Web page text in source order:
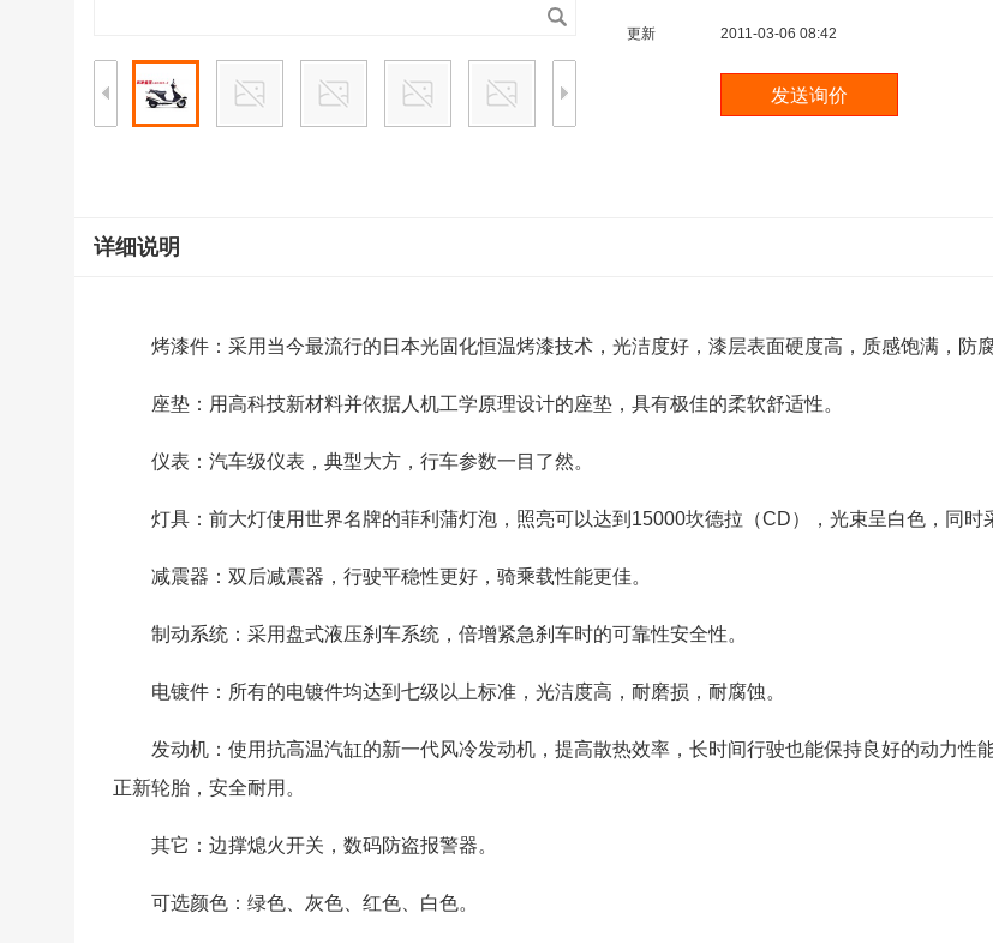
更新 2011-03-06 08:42
详细说明
烤漆件：采用当今最流行的日本光固化恒温烤漆技术，光洁度好，漆层表面硬度高，质感饱满，防腐
座垫：用高科技新材料并依据人机工学原理设计的座垫，具有极佳的柔软舒适性。
仪表：汽车级仪表，典型大方，行车参数一目了然。
灯具：前大灯使用世界名牌的菲利蒲灯泡，照亮可以达到15000坎德拉（CD），光束呈白色，同时
减震器：双后减震器，行驶平稳性更好，骑乘载性能更佳。
制动系统：采用盘式液压刹车系统，倍增紧急刹车时的可靠性安全性。
电镀件：所有的电镀件均达到七级以上标准，光洁度高，耐磨损，耐腐蚀。
发动机：使用抗高温汽缸的新一代风冷发动机，提高散热效率，长时间行驶也能保持良好的动力性
正新轮胎，安全耐用。
其它：边撑熄火开关，数码防盗报警器。
可选颜色：绿色、灰色、红色、白色。